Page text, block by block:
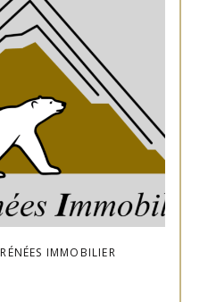
IMMOBILIER